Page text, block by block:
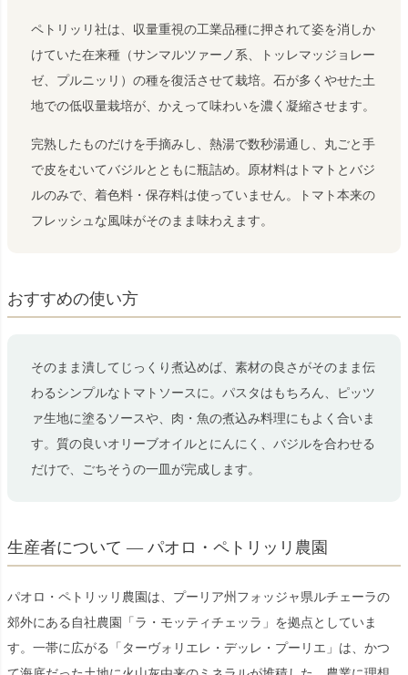
ペトリッリ社は、収量重視の工業品種に押されて姿を消しか
けていた在来種（サンマルツァーノ系、トッレマッジョレー
ゼ、プルニッリ）の種を復活させて栽培。石が多くやせた土
地での低収量栽培が、かえって味わいを濃く凝縮させます。
完熟したものだけを手摘みし、熱湯で数秒湯通し、丸ごと手
で皮をむいてバジルとともに瓶詰め。原材料はトマトとバジ
ルのみで、着色料・保存料は使っていません。トマト本来の
フレッシュな風味がそのまま味わえます。
おすすめの使い方
そのまま潰してじっくり煮込めば、素材の良さがそのまま伝
わるシンプルなトマトソースに。パスタはもちろん、ピッツ
ァ生地に塗るソースや、肉・魚の煮込み料理にもよく合いま
す。質の良いオリーブオイルとにんにく、バジルを合わせる
だけで、ごちそうの一皿が完成します。
生産者について — パオロ・ペトリッリ農園
パオロ・ペトリッリ農園は、プーリア州フォッジャ県ルチェーラの
郊外にある自社農園「ラ・モッティチェッラ」を拠点としていま
す。一帯に広がる「ターヴォリエレ・デッレ・プーリエ」は、かつ